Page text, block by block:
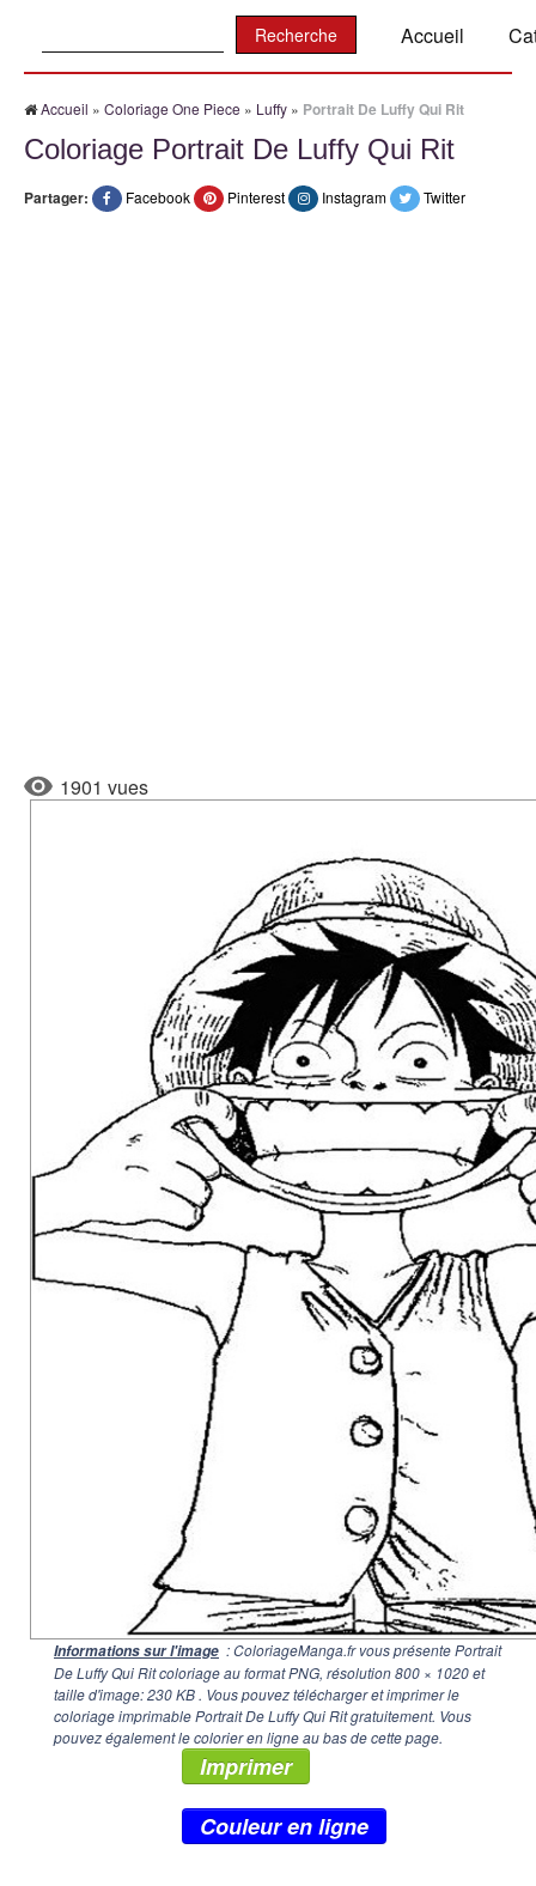
Accueil
Accueil » Coloriage One Piece » Luffy » Portrait De Luffy Qui Rit
Coloriage Portrait De Luffy Qui Rit
Partager: Facebook Pinterest Instagram Twitter
1901 vues
Informations sur l'image : ColoriageManga.fr vous présente Portrait
De Luffy Qui Rit coloriage au format PNG, résolution800 × 1020et
taille d'image: 230 KB . Vous pouvez télécharger et imprimer le
coloriage imprimable Portrait De Luffy Qui Rit gratuitement. Vous
pouvez également le colorier en ligne au bas de cette page.
Imprimer
Couleur en ligne